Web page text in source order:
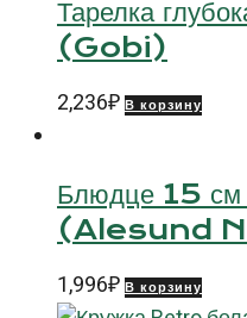
Тарелка
(Gobi)
2,236₽ В корзину
Блюдце 15 см
(Alesund
1,996₽ В корзину